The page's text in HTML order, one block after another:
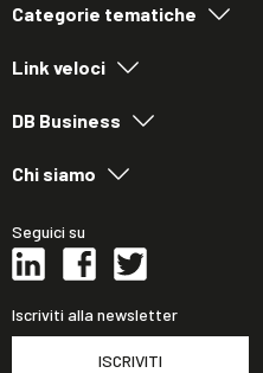
Categorie tematiche
Link veloci
DB Business
Chi siamo
Seguici su
Iscriviti alla newsletter
ISCRIVITI